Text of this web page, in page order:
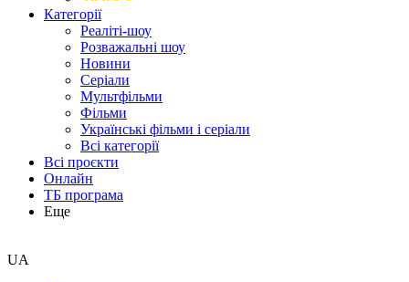
Категорії
Реаліті-шоу
Розважальні шоу
Новини
Серіали
Мультфільми
Фільми
Українські фільми і серіали
Всі категорії
Всі проєкти
Онлайн
ТБ програма
Еще
UA